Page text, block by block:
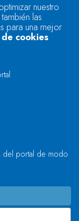
el campo
el campo
nuestro
las
para una mejor
cookies
del portal de modo